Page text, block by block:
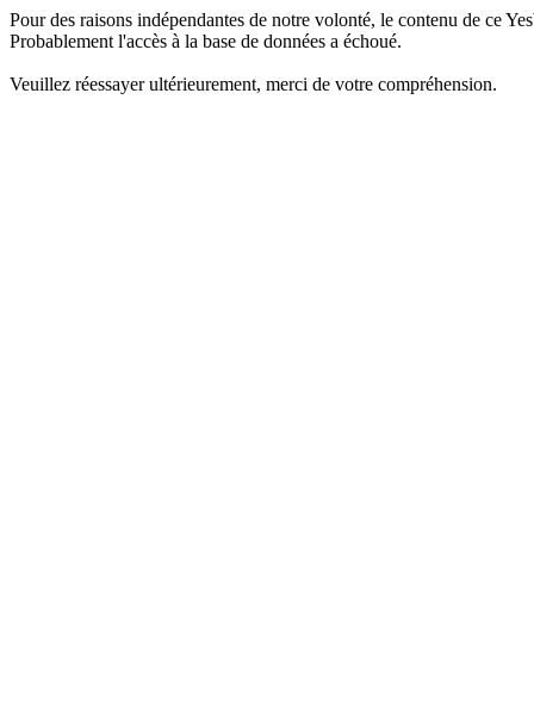
Pour des raisons indépendantes de notre volonté, le contenu de ce
Probablement l'accès à la base de données a échoué.
Veuillez réessayer ultérieurement, merci de votre compréhension.